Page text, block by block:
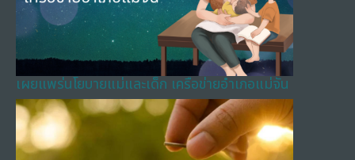
เผยแพร่นโยบายแม่และเด็ก เครือข่ายอำเภอแม่จัน